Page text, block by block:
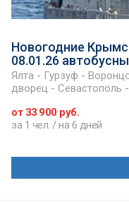
Новогодние
08.01.26
Ялта - Гурзуф -
дворец - Севастополь
от 33 900 руб.
за 1 чел. / на 6 дней